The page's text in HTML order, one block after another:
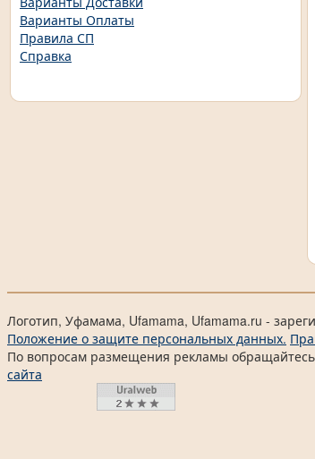
Варианты Оплаты
Правила СП
Справка
Логотип, Уфамама, Ufamama, Ufamama.ru -
Положение о защите персональных данных.
По вопросам размещения рекламы
сайта